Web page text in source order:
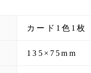
カード1色1枚
135×75mm